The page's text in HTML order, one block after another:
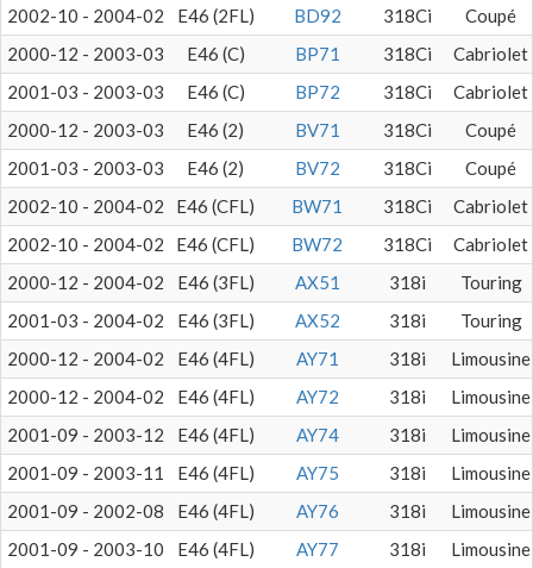
2002-10 - 2004-02
E46 (2FL) BD92 318Ci
Coupé
2000-12 - 2003-03
E46 (C) BP71 318Ci
Cabriolet
2001-03 - 2003-03
E46 (C) BP72 318Ci
Cabriolet
2000-12 - 2003-03
E46 (2) BV71 318Ci
Coupé
2001-03 - 2003-03
E46 (2) BV72 318Ci
Coupé
2002-10 - 2004-02
E46 (CFL) BW71 318Ci
Cabriolet
2002-10 - 2004-02
E46 (CFL) BW72 318Ci
Cabriolet
2000-12 - 2004-02
E46 (3FL) AX51 318i
Touring
2001-03 - 2004-02
E46 (3FL) AX52 318i
Touring
2000-12 - 2004-02
E46 (4FL) AY71 318i
Limousine
2000-12 - 2004-02
E46 (4FL) AY72 318i
Limousine
2001-09 - 2003-12
E46 (4FL) AY74 318i
Limousine
2001-09 - 2003-11
E46 (4FL) AY75 318i
Limousine
2001-09 - 2002-08
E46 (4FL) AY76 318i
Limousine
2001-09 - 2003-10
E46 (4FL) AY77 318i Limousine